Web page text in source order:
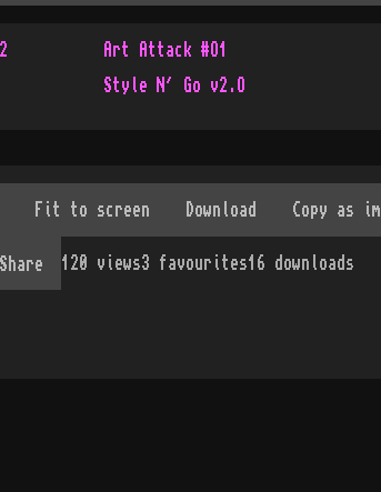
Art Attack #O1
Style N´ Go v2.O
Share 120 views3 favourites16 downloads